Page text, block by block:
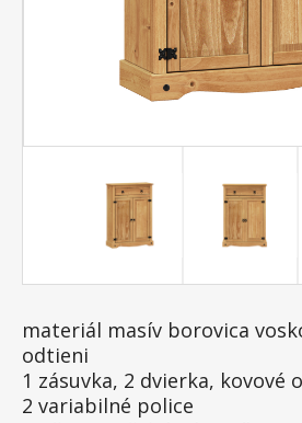
materiál masív borovica
odtieni
1 zásuvka, 2 dvierka, kovové
2 variabilné police